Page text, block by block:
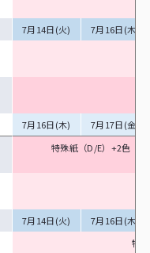
7月14日(火)
7月16日(木)
7月16日(木) 7月17日(金)
特殊紙（D/E）+2色：
7月14日(火)
7月16日(木)
特